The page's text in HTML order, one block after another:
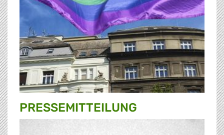
PRESSE­MITTEILUNG